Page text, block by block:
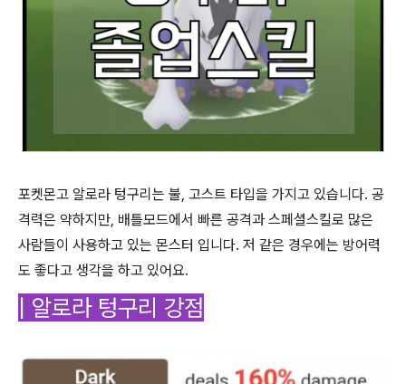
포켓몬고 알로라 텅구리는 불, 고스트 타입을 가지고 있습니다. 공
격력은 약하지만, 배틀모드에서 빠른 공격과 스페셜스킬로 많은
사람들이 사용하고 있는 몬스터 입니다. 저 같은 경우에는 방어력
도 좋다고 생각을 하고 있어요.
| 알로라 텅구리 강점